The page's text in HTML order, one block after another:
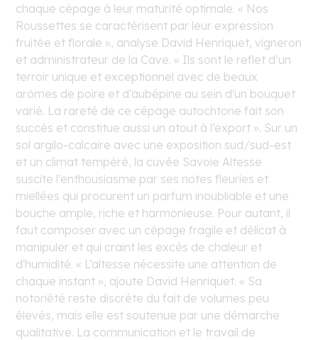
chaque cépage à leur maturité optimale. « Nos
Roussettes se caractérisent par leur expression
fruitée et florale », analyse David Henriquet, vigneron
et administrateur de la Cave. « Ils sont le reflet d’un
terroir unique et exceptionnel avec de beaux
arômes de poire et d’aubépine au sein d'un bouquet
varié. La rareté de ce cépage autochtone fait son
succès et constitue aussi un atout à l’export ». Sur un
sol argilo-calcaire avec une exposition sud/sud-est
et un climat tempéré, la cuvée Savoie Altesse
suscite l’enthousiasme par ses notes fleuries et
miellées qui procurent un parfum inoubliable et une
bouche ample, riche et harmonieuse. Pour autant, il
faut composer avec un cépage fragile et délicat à
manipuler et qui craint les excès de chaleur et
d'humidité. « L’altesse nécessite une attention de
chaque instant », ajoute David Henriquet. « Sa
notoriété reste discrète du fait de volumes peu
élevés, mais elle est soutenue par une démarche
qualitative. La communication et le travail de